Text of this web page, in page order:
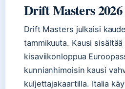
Drift Masters
Drift Masters julkaisi
tammikuuta. Kausi
kisaviikonloppua
kunnianhimoisin kausi
kuljettajakaartilla. Italia